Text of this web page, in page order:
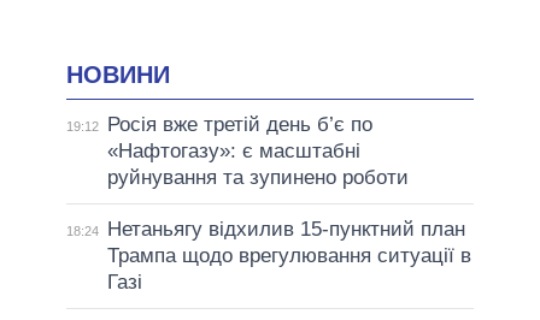
НОВИНИ
19:12
Росія вже третій день б’є по
«Нафтогазу»: є масштабні
руйнування та зупинено роботи
18:24
Нетаньягу відхилив 15-пунктний план
Трампа щодо врегулювання ситуації в
Газі